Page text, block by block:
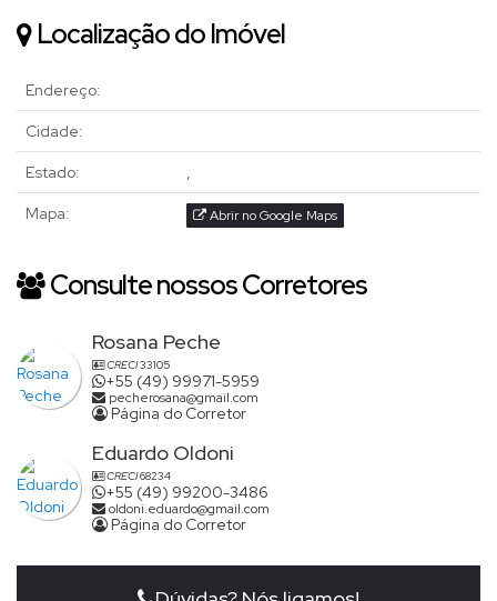
Localização do Imóvel
Endereço:
Cidade:
Estado: ,
Mapa: Abrir no Google Maps
Consulte nossos Corretores
Rosana Peche
CRECI33105
+55 (49) 99971-5959
pecherosana@gmail.com
Página do Corretor
Eduardo Oldoni
CRECI68234
+55 (49) 99200-3486
oldoni.eduardo@gmail.com
Página do Corretor